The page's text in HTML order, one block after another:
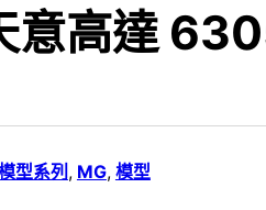
意高達
型系列 , MG, 模型